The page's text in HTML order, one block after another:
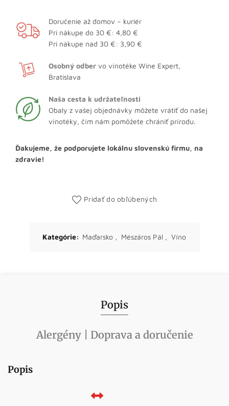
Doručenie až domov – kuriér
Pri nákupe do 30 €: 4,80 €
Pri nákupe nad 30 €: 3,90 €
Osobný odber vo vínotéke Wine Expert,
Bratislava
Naša cesta k udržateľnosti
Obaly z vašej objednávky môžete vrátiť do našej
vínotéky, čím nám pomôžete chrániť prírodu.
Ďakujeme, že podporujete lokálnu slovenskú firmu, na
zdravie!
Pridať do obľúbených
Kategórie: Maďarsko , Mészáros Pál , Víno
Popis
Alergény | Doprava a doručenie
Popis